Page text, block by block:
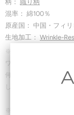
柄： 織り柄
混率： 綿100％
原産国： 中国・フィ
生地加工： Wrinkle-
※こちらの生地には
ワ加工が施されており
何も加工がされていな
※同じ種類の生地であっ